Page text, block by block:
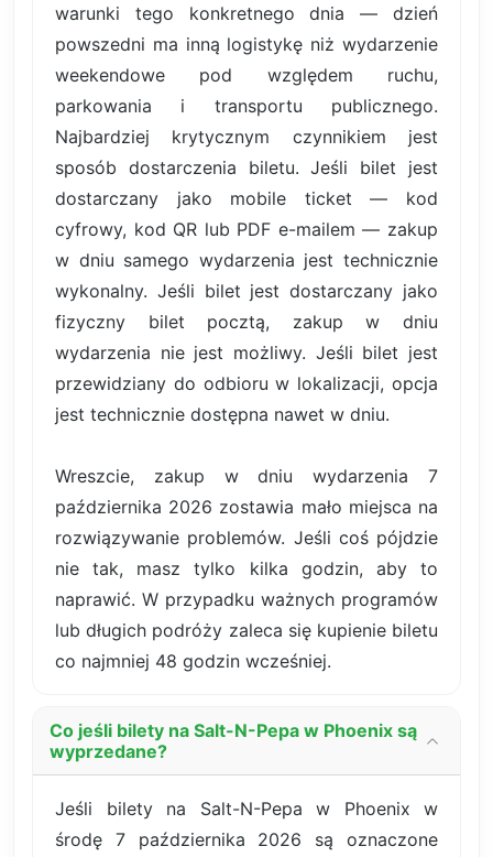
warunki tego konkretnego dnia — dzień
powszedni ma inną logistykę niż wydarzenie
weekendowe pod względem ruchu,
parkowania i transportu publicznego.
Najbardziej krytycznym czynnikiem jest
sposób dostarczenia biletu. Jeśli bilet jest
dostarczany jako mobile ticket — kod
cyfrowy, kod QR lub PDF e-mailem — zakup
w dniu samego wydarzenia jest technicznie
wykonalny. Jeśli bilet jest dostarczany jako
fizyczny bilet pocztą, zakup w dniu
wydarzenia nie jest możliwy. Jeśli bilet jest
przewidziany do odbioru w lokalizacji, opcja
jest technicznie dostępna nawet w dniu.
Wreszcie, zakup w dniu wydarzenia 7
października 2026 zostawia mało miejsca na
rozwiązywanie problemów. Jeśli coś pójdzie
nie tak, masz tylko kilka godzin, aby to
naprawić. W przypadku ważnych programów
lub długich podróży zaleca się kupienie biletu
co najmniej 48 godzin wcześniej.
Co jeśli bilety na Salt-N-Pepa w Phoenix są
wyprzedane?
Jeśli bilety na Salt-N-Pepa w Phoenix w
środę 7 października 2026 są oznaczone